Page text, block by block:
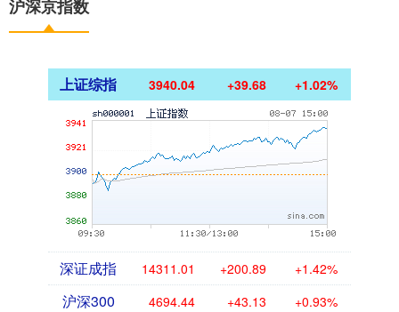
沪深京指数
上证综指 3940.04 +39.68 +1.02%
深证成指 14311.01 +200.89 +1.42%
沪深300 4694.44 +43.13 +0.93%